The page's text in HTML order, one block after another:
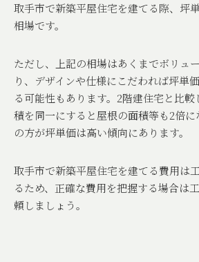
取手市で新築平屋住宅を建てる際、坪
相場です。
ただし、上記の相場はあくまでボリュ
り、デザインや仕様にこだわれば坪単
る可能性もあります。 2階建住宅と比
積を同一にすると屋根の面積等も2倍に
の方が坪単価は高い傾向にあります。
取手市で新築平屋住宅を建てる費用は
るため、正確な費用を把握する場合は
頼しましょう。